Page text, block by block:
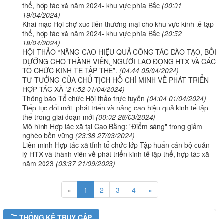
thể, hợp tác xã năm 2024- khu vực phía Bắc (00:01
19/04/2024)
Khai mạc Hội chợ xúc tiến thương mại cho khu vực kinh tế tập
thể, hợp tác xã năm 2024- khu vực phía Bắc (20:52
18/04/2024)
HỘI THẢO “NÂNG CAO HIỆU QUẢ CÔNG TÁC ĐÀO TẠO, BỒI
DƯỠNG CHO THÀNH VIÊN, NGƯỜI LAO ĐỘNG HTX VÀ CÁC
TỔ CHỨC KINH TẾ TẬP THỂ”. (04:44 05/04/2024)
TƯ TƯỞNG CỦA CHỦ TỊCH HỒ CHÍ MINH VỀ PHÁT TRIỂN
HỢP TÁC XÃ (21:52 01/04/2024)
Thông báo Tổ chức Hội thảo trực tuyến (04:04 01/04/2024)
Tiếp tục đổi mới, phát triển và nâng cao hiệu quả kinh tế tập
thể trong giai đoạn mới (00:02 28/03/2024)
Mô hình Hợp tác xã tại Cao Bằng: "Điểm sáng" trong giảm
nghèo bền vững (23:38 27/03/2024)
Liên minh Hợp tác xã tỉnh tổ chức lớp Tập huấn cán bộ quản
lý HTX và thành viên về phát triển kinh tế tập thể, hợp tác xã
năm 2023 (03:37 21/09/2023)
« 1 2 3 4 »
THỐNG KÊ TRUY CẬP